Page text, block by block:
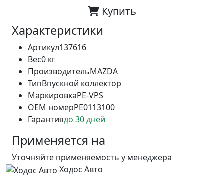
Купить
Характеристики
Артикул137616
Вес0 кг
ПроизводительMAZDA
ТипВпускной коллектор
МаркировкаPE-VPS
OEM номерPE0113100
Гарантиядо 30 дней
Применяется на
Уточняйте применяемость у менеджера
Ходос Авто